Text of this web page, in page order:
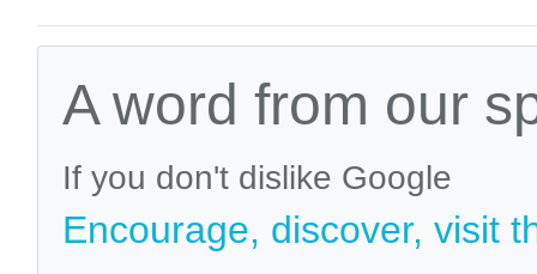
A word from our
If you don't dislike Google
Encourage, discover, visit